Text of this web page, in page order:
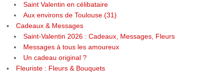
Saint Valentin en célibataire
Aux environs de Toulouse (31)
Cadeaux & Messages
Saint-Valentin 2026 : Cadeaux, Messages, Fleurs
Messages à tous les amoureux
Un cadeau original ?
Fleuriste : Fleurs & Bouquets